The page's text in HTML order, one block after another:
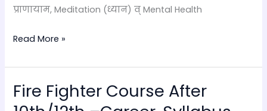
प्राणायाम, Meditation (ध्यान) व् Mental Health
Read More »
Fire Fighter Course After
Fire
Fighter